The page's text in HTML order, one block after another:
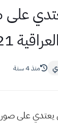
2021
منذ 4 سنة